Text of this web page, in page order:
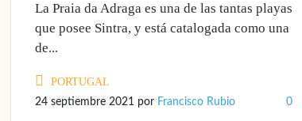
La Praia da Adraga es una de las tantas playas
que posee Sintra, y está catalogada como una
de...
PORTUGAL
24 septiembre 2021 por Francisco Rubio 0